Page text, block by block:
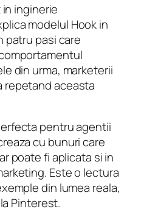
inginerie
modelul Hook in
patru pasi care
din urma, marketerii
repetand aceasta
pentru agentii
cu bunuri care
poate fi aplicata si in
Este o lectura
din lumea reala,
Pinterest.